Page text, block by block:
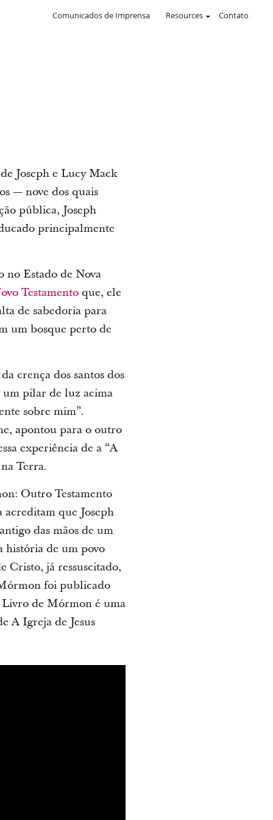
Comunicados de Imprensa Resources Contato
Joseph e Lucy Mack
— nove dos quais
pública, Joseph
principalmente
no Estado de Nova
Testamentoque, ele
de sabedoria para
um bosque perto de
crença dos santos dos
um pilar de luz acima
sobre mim”.
apontou para o outro
experiência de a “A
Terra.
Outro Testamento
acreditam que Joseph
das mãos de um
história de um povo
Cristo, já ressuscitado,
foi publicado
Livro de Mórmon é uma
A Igreja de Jesus